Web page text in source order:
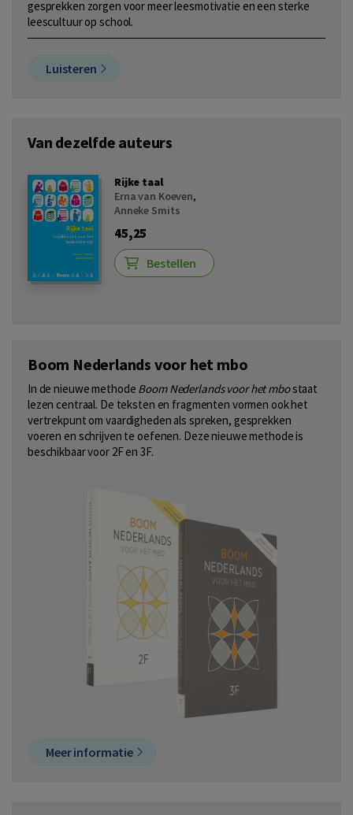
gesprekken zorgen voor meer leesmotivatie en een sterke
leescultuur op school.
Luisteren
Van dezelfde auteurs
Rijke taal
Erna van Koeven,
Anneke Smits
45,25
Bestellen
Boom Nederlands voor het mbo
In de nieuwe methode Boom Nederlands voor het mbostaat
lezen centraal. De teksten en fragmenten vormen ook het
vertrekpunt om vaardigheden als spreken, gesprekken
voeren en schrijven te oefenen. Deze nieuwe methode is
beschikbaar voor 2F en 3F.
Meer informatie